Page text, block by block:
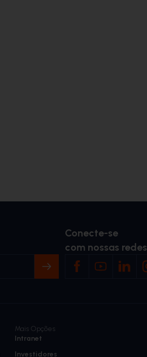
Conecte-se
com nossas redes
Mais Opções
Intranet
Investidores